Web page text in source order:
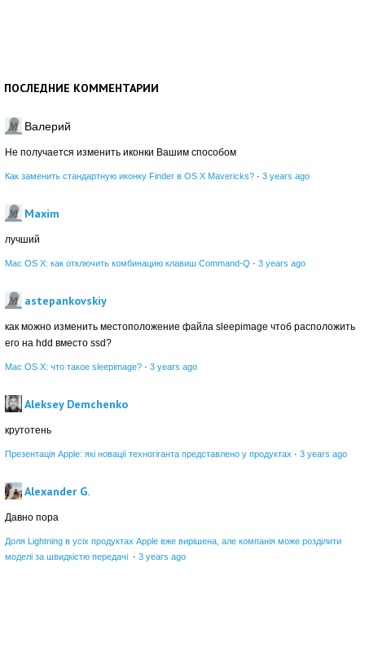
ПОСЛЕДНИЕ КОММЕНТАРИИ
Валерий
Не получается изменить иконки Вашим способом
Как заменить стандартную иконку Finder в OS X Mavericks? · 3 years ago
Maxim
лучший
Mac OS X: как отключить комбинацию клавиш Command-Q · 3 years ago
astepankovskiy
как можно изменить местоположение файла sleepimage чтоб расположить
его на hdd вместо ssd?
Mac OS X: что такое sleepimage? · 3 years ago
Aleksey Demchenko
крутотень
Презентація Apple: які новації техногіганта представлено у продуктах · 3 years ago
Alexander G.
Давно пора
Доля Lightning в усіх продуктах Apple вже вирішена, але компанія може розділити
моделі за швидкістю передачі · 3 years ago